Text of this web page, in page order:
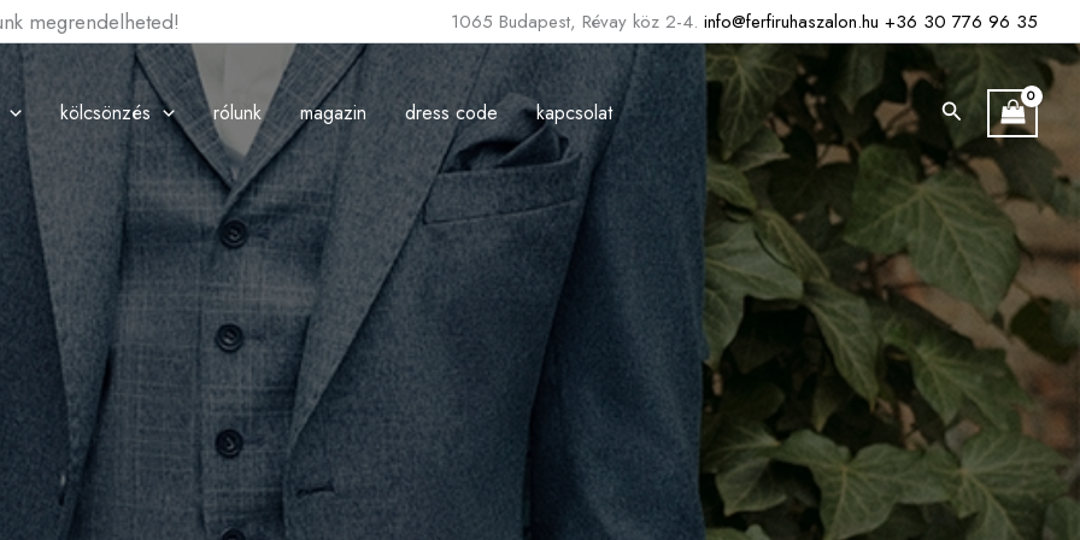
megrendelheted! 1065 Budapest, Révay köz 2-4. info@ferfiruhaszalon.hu +36 30 776 96 35
kölcsönzés rólunk magazin dress code kapcsolat Search